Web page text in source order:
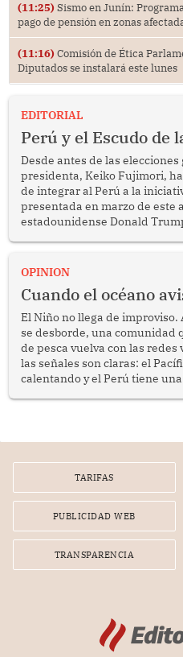
(11:25) Sismo en Junín:
pago de pensión en zonas
(11:16) Comisión de Ética
Diputados se instalará este lunes
EDITORIAL
Perú y el Escudo de
Desde antes de las
presidenta, Keiko Fujimori,
de integrar al Perú a la
presentada en marzo de este
estadounidense Donald
OPINION
Cuando el océano
El Niño no llega de
se desborde, una comunidad
de pesca vuelva con las redes
las señales son claras: el
calentando y el Perú tiene
TARIFAS
PUBLICIDAD WEB
TRANSPARENCIA